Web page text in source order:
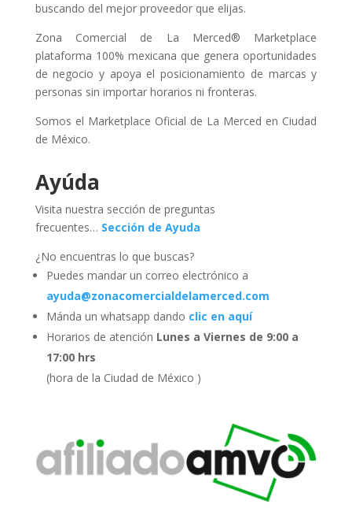
buscando del mejor proveedor que elijas.
Zona Comercial de La Merced® Marketplace
plataforma 100% mexicana que genera oportunidades
de negocio y apoya el posicionamiento de marcas y
personas sin importar horarios ni fronteras.
Somos el Marketplace Oficial de La Merced en Ciudad
de México.
Ayúda
Visita nuestra sección de preguntas
frecuentes… Sección de Ayuda
¿No encuentras lo que buscas?
Puedes mandar un correo electrónico a
ayuda@zonacomercialdelamerced.com
Mánda un whatsapp dando clic en aquí
Horarios de atención Lunes a Viernes de 9:00 a
17:00 hrs
(hora de la Ciudad de México )